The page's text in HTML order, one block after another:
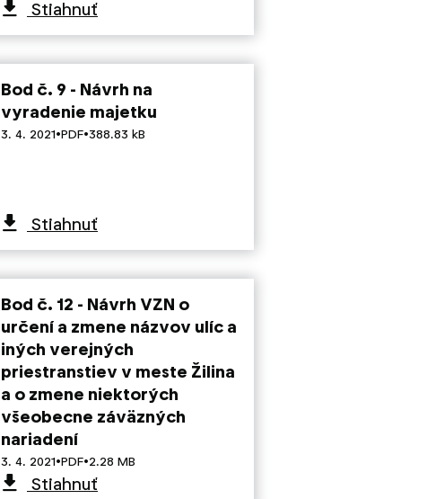
Stiahnuť
Bod č. 9 - Návrh na
vyradenie majetku
3. 4. 2021·PDF·388.83 kB
Stiahnuť
Bod č. 12 - Návrh VZN o
určení a zmene názvov ulíc a
iných verejných
priestranstiev v meste Žilina
a o zmene niektorých
všeobecne záväzných
nariadení
3. 4. 2021·PDF·2.28 MB
Stiahnuť